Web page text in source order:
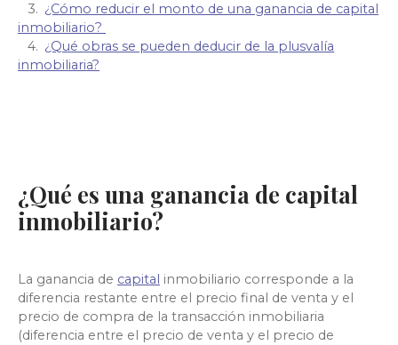
¿Cómo reducir el monto de una ganancia de capital
inmobiliario?
¿Qué obras se pueden deducir de la plusvalía
inmobiliaria?
¿Qué es una ganancia de capital
inmobiliario?
La ganancia de capital inmobiliario corresponde a la
diferencia restante entre el precio final de venta y el
precio de compra de la transacción inmobiliaria
(diferencia entre el precio de venta y el precio de